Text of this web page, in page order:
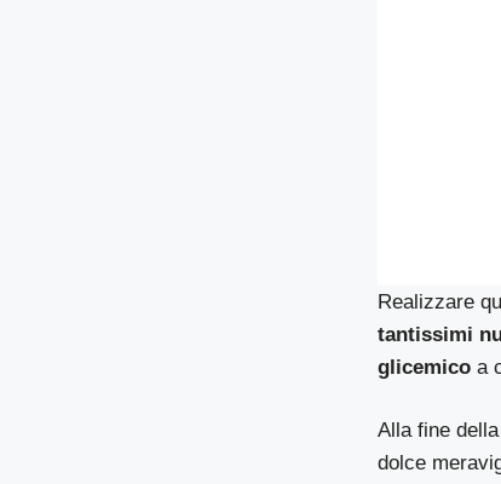
Realizzare
tantissimi
glicemico a
Alla fine
dolce